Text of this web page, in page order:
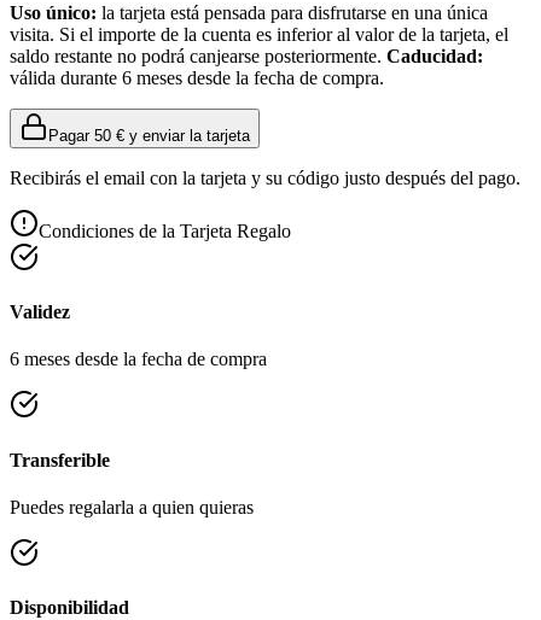
Uso único: la tarjeta está pensada para disfrutarse en una única
visita. Si el importe de la cuenta es inferior al valor de la tarjeta, el
saldo restante no podrá canjearse posteriormente. Caducidad:
válida durante 6 meses desde la fecha de compra.
Pagar 50 € y enviar la tarjeta
Recibirás el email con la tarjeta y su código justo después del pago.
Condiciones de la Tarjeta Regalo
Validez
6 meses desde la fecha de compra
Transferible
Puedes regalarla a quien quieras
Disponibilidad